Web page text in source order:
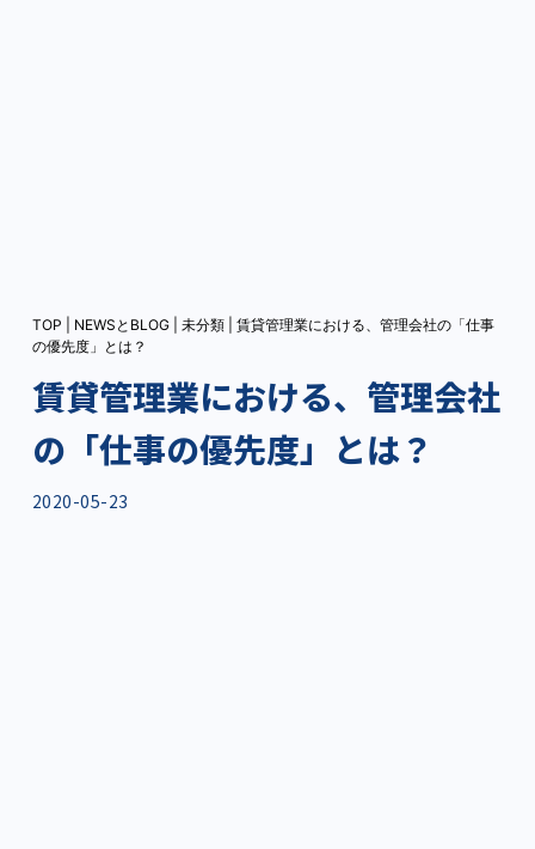
TOP NEWSとBLOG 未分類
賃貸管理業における、管理会社の「仕事
の優先度」とは？
賃貸管理業における、管理会社
の「仕事の優先度」とは？
2020-05-23